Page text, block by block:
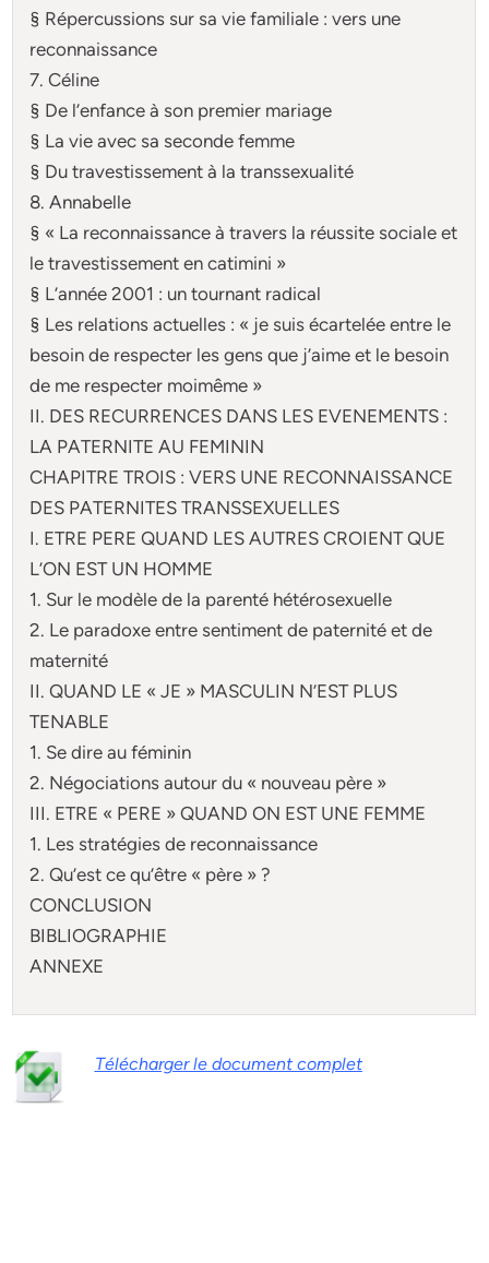
§ Répercussions sur sa vie familiale : vers une
reconnaissance
7. Céline
§ De l’enfance à son premier mariage
§ La vie avec sa seconde femme
§ Du travestissement à la transsexualité
8. Annabelle
§ « La reconnaissance à travers la réussite sociale et
le travestissement en catimini »
§ L’année 2001 : un tournant radical
§ Les relations actuelles : « je suis écartelée entre le
besoin de respecter les gens que j’aime et le besoin
de me respecter moimême »
II. DES RECURRENCES DANS LES EVENEMENTS :
LA PATERNITE AU FEMININ
CHAPITRE TROIS : VERS UNE RECONNAISSANCE
DES PATERNITES TRANSSEXUELLES
I. ETRE PERE QUAND LES AUTRES CROIENT QUE
L’ON EST UN HOMME
1. Sur le modèle de la parenté hétérosexuelle
2. Le paradoxe entre sentiment de paternité et de
maternité
II. QUAND LE « JE » MASCULIN N’EST PLUS
TENABLE
1. Se dire au féminin
2. Négociations autour du « nouveau père »
III. ETRE « PERE » QUAND ON EST UNE FEMME
1. Les stratégies de reconnaissance
2. Qu’est ce qu’être « père » ?
CONCLUSION
BIBLIOGRAPHIE
ANNEXE
Télécharger le document complet